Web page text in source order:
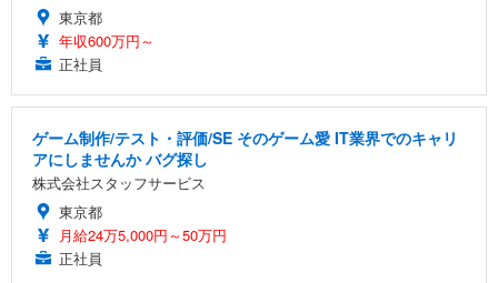
東京都
年収600万円～
正社員
ゲーム制作/テスト・評価/SE そのゲーム愛 IT業界でのキャリ
アにしませんか バグ探し
株式会社スタッフサービス
東京都
月給24万5,000円～50万円
正社員